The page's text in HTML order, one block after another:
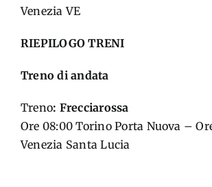
Venezia VE
RIEPILOGO TRENI
Treno di andata
Treno: Frecciarossa
Ore 08:00 Torino Porta Nuova – Ore
Venezia Santa Lucia